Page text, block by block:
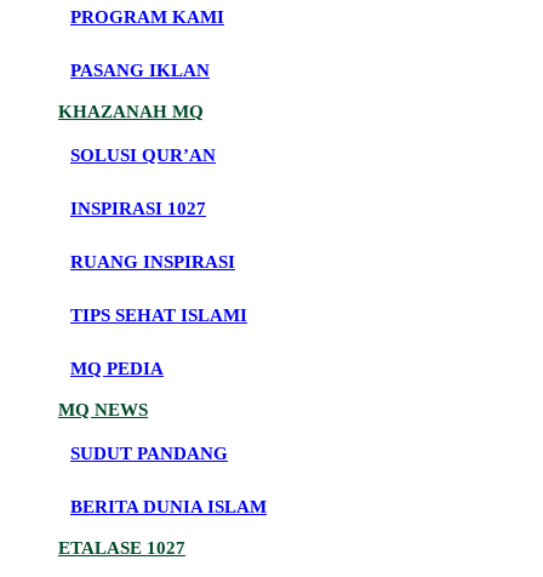
PROGRAM KAMI
PASANG IKLAN
KHAZANAH MQ
SOLUSI QUR’AN
INSPIRASI 1027
RUANG INSPIRASI
TIPS SEHAT ISLAMI
MQ PEDIA
MQ NEWS
SUDUT PANDANG
BERITA DUNIA ISLAM
ETALASE 1027